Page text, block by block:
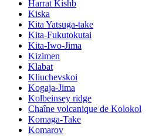
Harrat Kishb
Kiska
Kita Yatsuga-take
Kita-Fukutokutai
Kita-Iwo-Jima
Kizimen
Klabat
Kliuchevskoi
Kogaja-Jima
Kolbeinsey ridge
Chaîne volcanique de Kolokol
Komaga-Take
Komarov